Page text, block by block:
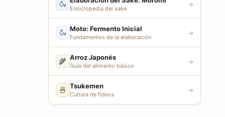
🍶
Enciclopedia del sake
→
🍶 Moto: Fermento Inicial
Fundamentos de la elaboración
→
🌾 Arroz Japonés
Guía del alimento básico
→
🍜 Tsukemen
Cultura de fideos
→